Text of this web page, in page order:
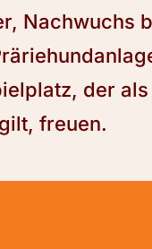
Nachwuchs
der
freuen.